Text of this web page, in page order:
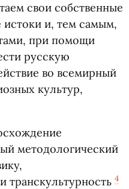
свои собственные
истоки и, тем самым,
при помощи
русскую
во всемирный
культур,
методологический
транскультурность 4